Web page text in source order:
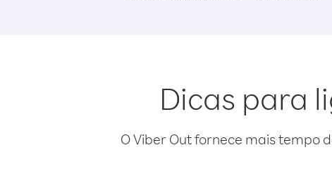
Dicas para
O Viber Out fornece mais tempo